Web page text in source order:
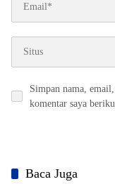
Simpan nama,
komentar saya
Baca Juga